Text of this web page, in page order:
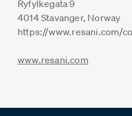
Ryfylkegata 9
4014 Stavanger, Norway
https://www.resani.com/
www.resani.com